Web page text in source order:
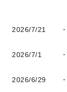
2026/7/21
2026/7/1
2026/6/29